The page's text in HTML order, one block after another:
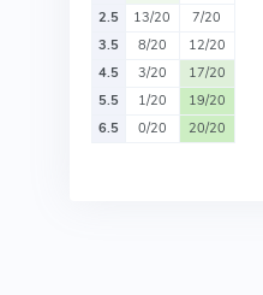
2.5
13/20
7/20
3.5
8/20
12/20
4.5
3/20
17/20
5.5
1/20
19/20
6.5
0/20 20/20